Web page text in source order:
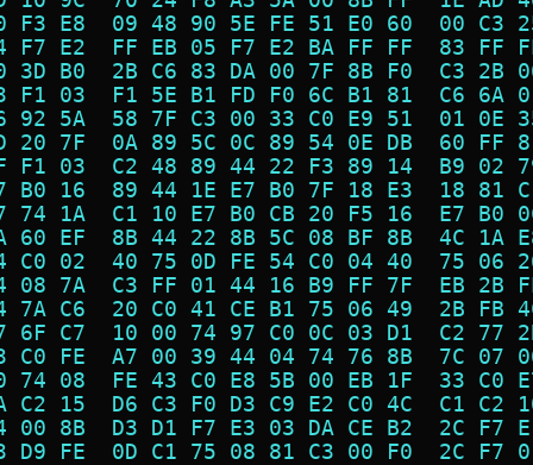
F3 E8  09 48 90 5E FE 51 E0 60  00
F7 E2  FF EB 05 F7 E2 BA FF FF  83
3D B0  2B C6 83 DA 00 7F 8B F0  C3
F1 03  F1 5E B1 FD F0 6C B1 81  C6
92 5A  58 7F C3 00 33 C0 E9 51  01
20 7F  0A 89 5C 0C 89 54 0E DB  60
F1 03  C2 48 89 44 22 F3 89 14  B9
B0 16  89 44 1E E7 B0 7F 18 E3  18
74 1A  C1 10 E7 B0 CB 20 F5 16  E7
60 EF  8B 44 22 8B 5C 08 BF 8B  4C
C0 02  40 75 0D FE 54 C0 04 40  75
08 7A  C3 FF 01 44 16 B9 FF 7F  EB
7A C6  20 C0 41 CE B1 75 06 49  2B
6F C7  10 00 74 97 C0 0C 03 D1  C2
C0 FE  A7 00 39 44 04 74 76 8B  7C
74 08  FE 43 C0 E8 5B 00 EB 1F  33
C2 15  D6 C3 F0 D3 C9 E2 C0 4C  C1
00 8B  D3 D1 F7 E3 03 DA CE B2  2C
D9 FE  0D C1 75 08 81 C3 00 F0  2C